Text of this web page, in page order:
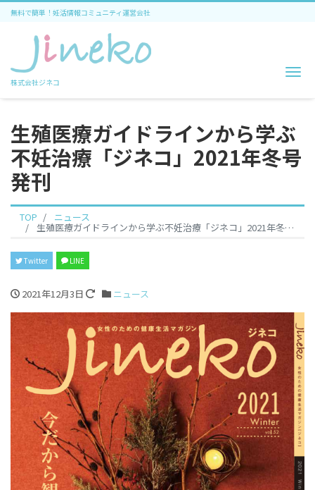
無料で簡単！妊活情報コミュニティ運営会社
株式会社ジネコ
生殖医療ガイドラインから学ぶ
不妊治療「ジネコ」2021年冬号
発刊
TOP ニュース
生殖医療ガイドラインから学ぶ不妊治療「ジネコ」2021年冬号発刊
Twitter LINE
2021年12月3日 ニュース